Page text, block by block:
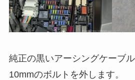
純正の黒いアーシングケーブ
10mmのボルトを外します。